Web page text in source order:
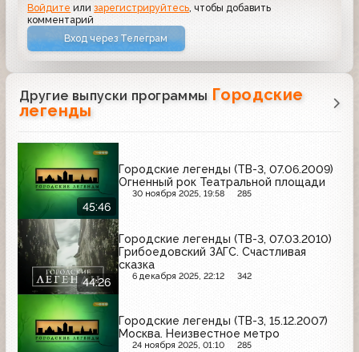
Войдите илизарегистрируйтесь , чтобы добавить
комментарий
Вход через Телеграм
Другие выпуски программы Городские
легенды
45:46
Городские легенды (ТВ-3, 07.06.2009)
Огненный рок Театральной площади
30 ноября 2025, 19:58 285
44:26
Городские легенды (ТВ-3, 07.03.2010)
Грибоедовский ЗАГС. Счастливая
сказка
6 декабря 2025, 22:12 342
Городские легенды (ТВ-3, 15.12.2007)
Москва. Неизвестное метро
24 ноября 2025, 01:10 285